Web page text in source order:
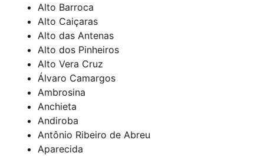
Alto Barroca
Alto Caiçaras
Alto das Antenas
Alto dos Pinheiros
Alto Vera Cruz
Álvaro Camargos
Ambrosina
Anchieta
Andiroba
Antônio Ribeiro de Abreu
Aparecida